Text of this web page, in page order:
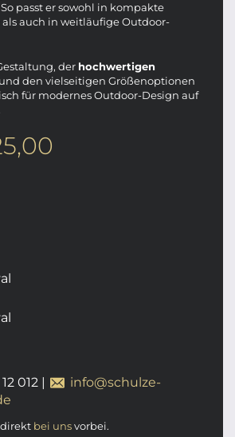
passt er sowohl in kompakte
als auch in weitläufige Outdoor-
der hochwertigen
und den vielseitigen Größenoptionen
für modernes Outdoor-Design auf
012 |
info@schulze-
direkt bei unsvorbei.